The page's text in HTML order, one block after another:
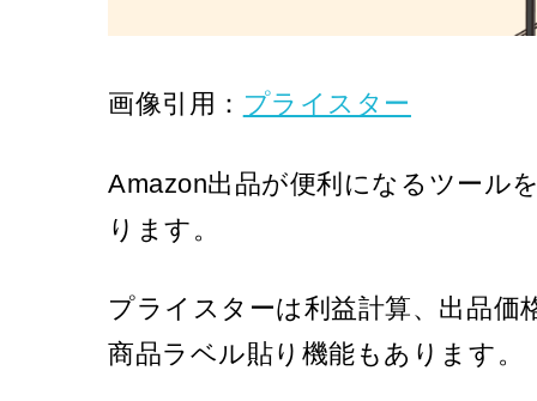
画像引用： プライスター
Amazon出品が便利になるツール
ります。
プライスターは利益計算、出品
商品ラベル貼り機能もあります。